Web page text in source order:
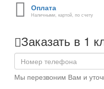
Оплата
Наличными, картой, по счету
Заказать в 1
Мы перезвоним Вам и